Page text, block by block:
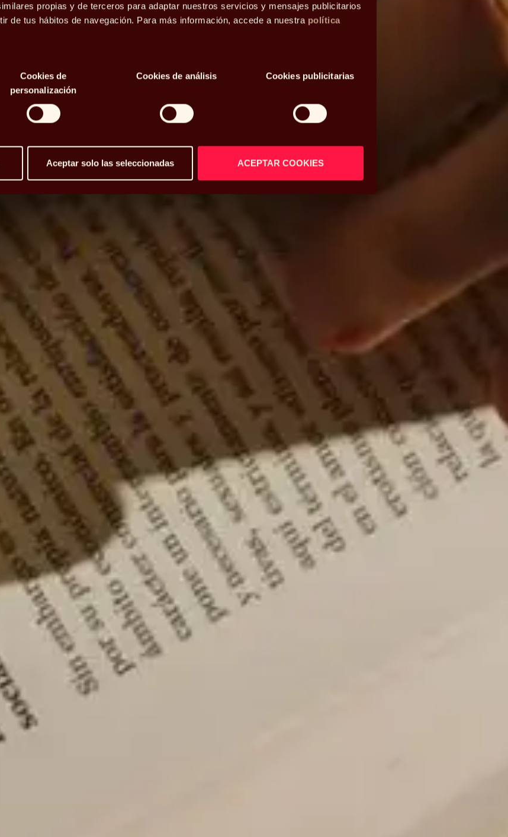
propias y de terceros para adaptar nuestros servicios y mensajes publicitarios
de tus hábitos de navegación. Para más información, accede a nuestra política
Cookies de
personalización
Cookies de análisis Cookies publicitarias
Aceptar solo las seleccionadas ACEPTAR COOKIES